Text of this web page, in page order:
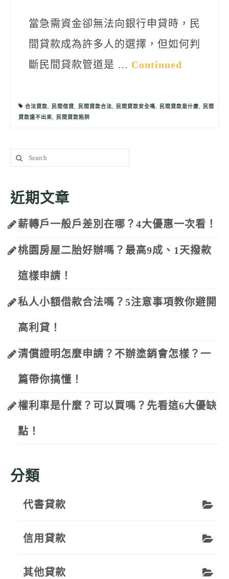
當急需資金卻無法向銀行申貸時，民
間貸款成為許多人的選擇，但如何判
斷民間貸款管道是 … Continued
合法貸款, 民間借貸, 民間貸款合法, 民間貸款安全嗎, 民間貸款是什麼,
民間
貸款還不出來, 民間貸款陷阱
Search
for:
近期文章
薪轉戶一般戶差別在哪？4大優惠一次看！
桃園房屋二胎好辦嗎？最高9成、1天撥款
這樣申請！
私人小額借款合法嗎？5注意事項教你避開
高利貸！
清償證明怎麼申請？不辦塗銷會怎樣？一
篇帶你搞懂！
權利車是什麼？可以買嗎？先看這6大優缺
點！
分類
代書貸款
信用貸款
其他貸款